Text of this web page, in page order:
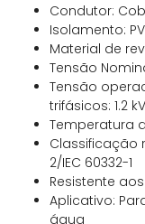
Condutor:
Isolamento:
Material de
Tensão
Tensão
trifásicos: 1.2 kV
Temperatura
Classificação
2/IEC 60332-1
Resistente aos
Aplicativo:
água